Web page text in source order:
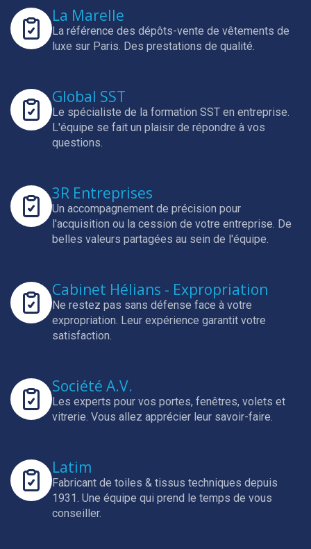
La Marelle
La référence des dépôts-vente de vêtements de
luxe sur Paris. Des prestations de qualité.
Global SST
Le spécialiste de la formation SST en entreprise.
L'équipe se fait un plaisir de répondre à vos
questions.
3R Entreprises
Un accompagnement de précision pour
l'acquisition ou la cession de votre entreprise. De
belles valeurs partagées au sein de l'équipe.
Cabinet Hélians - Expropriation
Ne restez pas sans défense face à votre
expropriation. Leur expérience garantit votre
satisfaction.
Société A.V.
Les experts pour vos portes, fenêtres, volets et
vitrerie. Vous allez apprécier leur savoir-faire.
Latim
Fabricant de toiles & tissus techniques depuis
1931. Une équipe qui prend le temps de vous
conseiller.